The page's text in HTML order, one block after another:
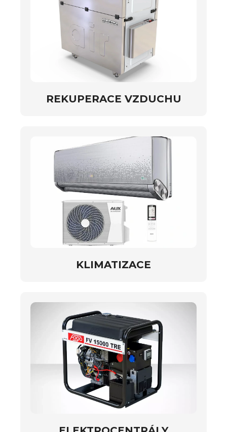
REKUPERACE VZDUCHU
KLIMATIZACE